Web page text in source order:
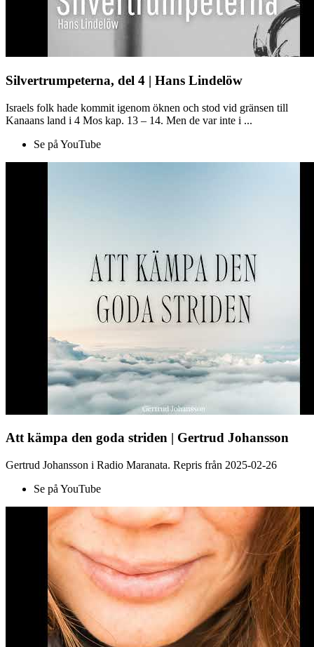
Silvertrumpeterna, del 4 | Hans Lindelöw
Israels folk hade kommit igenom öknen och stod vid gränsen till
Kanaans land i 4 Mos kap. 13 – 14. Men de var inte i ...
Se på YouTube
Att kämpa den goda striden | Gertrud Johansson
Gertrud Johansson i Radio Maranata. Repris från 2025-02-26
Se på YouTube